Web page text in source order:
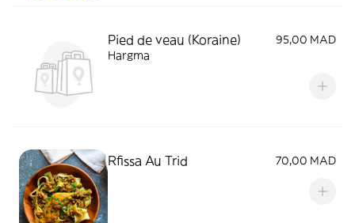
Pied de veau (Koraine)
95,00 MAD
Hargma
Rfissa Au Trid 70,00 MAD